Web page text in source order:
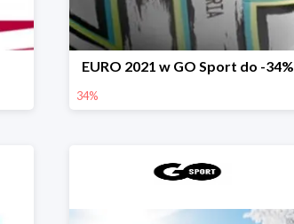
EURO 2021 w GO Sport do -34%
34%